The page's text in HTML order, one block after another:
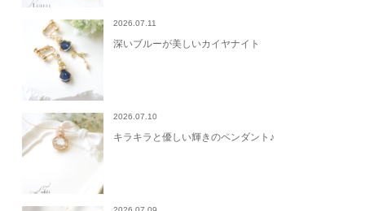
2026.07.11
深いブルーが美しいカイヤナイト
2026.07.10
キラキラと優しい輝きのペンダント♪